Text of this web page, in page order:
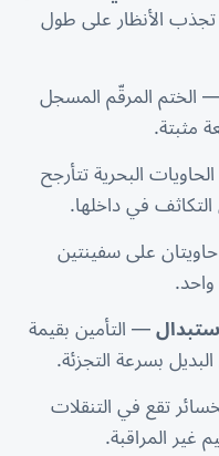
تجذب الأنظار على طول
الختم المرقّم المسجل
مثبتة.
البحرية تتأرجح
التكاثف في داخلها.
على سفينتين
— التأمين بقيمة
بسرعة التجزئة.
تقع في التنقلات
غير المراقبة.